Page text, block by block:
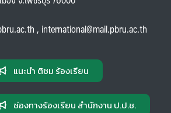
, international@mail.pbru.ac.th
แนะนำ ติชม ร้องเรียน
ช่องทางร้องเรียน สำนักงาน ป.ป.ช.